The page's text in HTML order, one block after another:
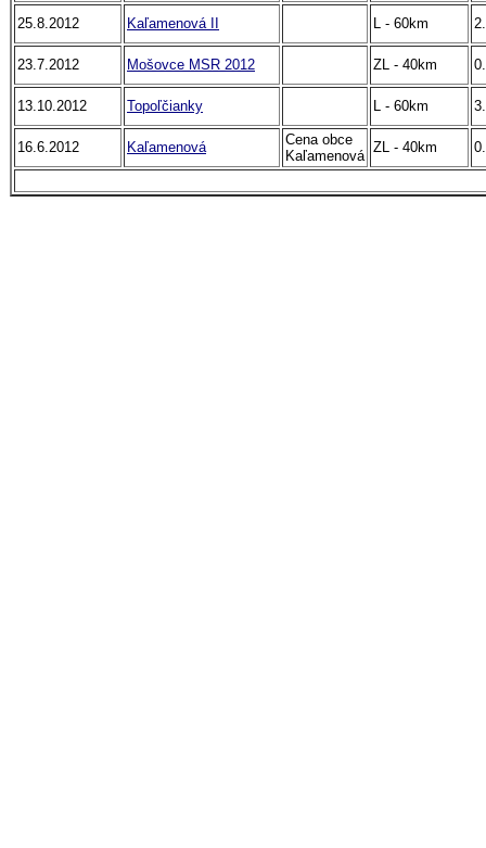
25.8.2012 Kaľamenová II L - 60km 2.
23.7.2012 Mošovce MSR 2012 ZL - 40km 0.
13.10.2012 Topoľčianky L - 60km 3.
16.6.2012 Kaľamenová
Cena obce
Kaľamenová
ZL - 40km 0.